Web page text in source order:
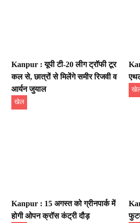
Kanpur : यूपी टी-20 लीग ट्रॉफी टूर
कल से, छात्रों से मिलेंगे समीर रिजवी व
आर्यन जुयाल
खेल
Kanpur : 15 अगस्त को ग्रीनपार्क में
होगी ओपन क्रॉस कंट्री दौड़